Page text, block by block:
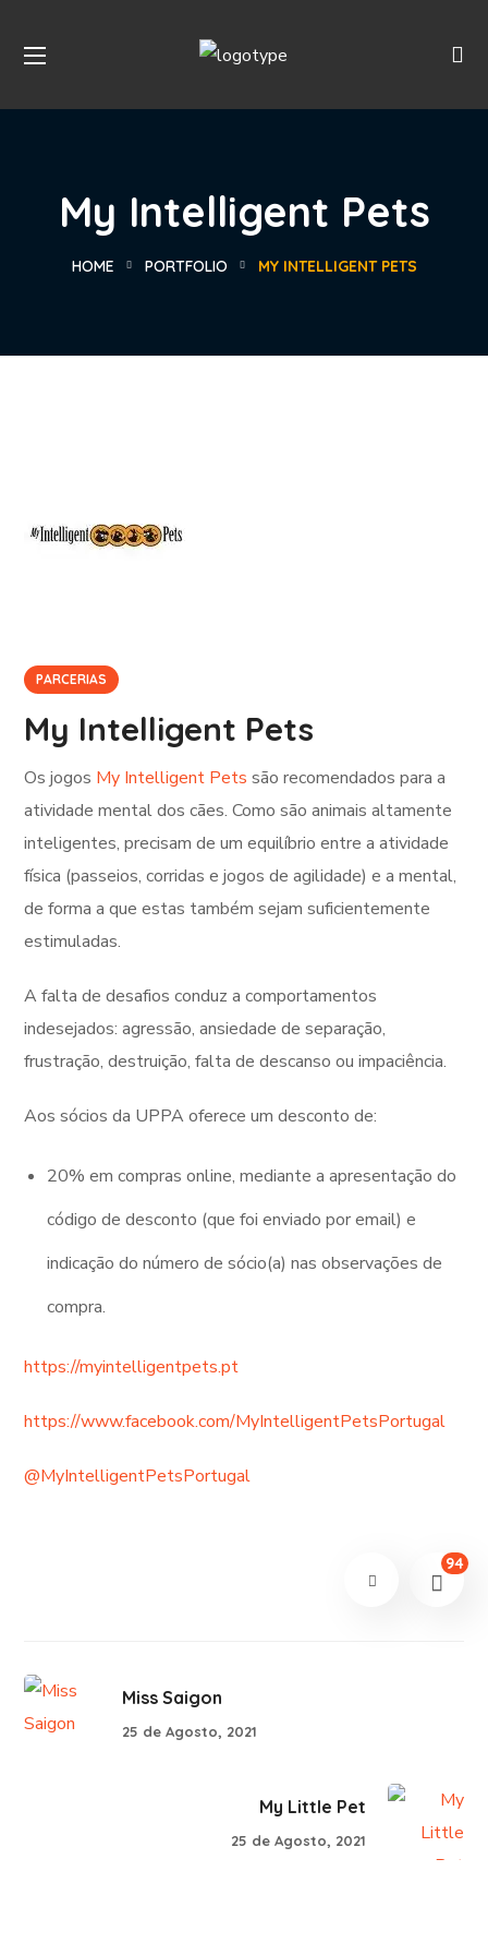
My Intelligent Pets
HOME PORTFOLIO MY INTELLIGENT PETS
PARCERIAS
My Intelligent Pets
Os jogos My Intelligent Pets são recomendados para a
atividade mental dos cães. Como são animais altamente
inteligentes, precisam de um equilíbrio entre a atividade
física (passeios, corridas e jogos de agilidade) e a mental,
de forma a que estas também sejam suficientemente
estimuladas.
A falta de desafios conduz a comportamentos
indesejados: agressão, ansiedade de separação,
frustração, destruição, falta de descanso ou impaciência.
Aos sócios da UPPA oferece um desconto de:
20% em compras online, mediante a apresentação do
código de desconto (que foi enviado por email) e
indicação do número de sócio(a) nas observações de
compra.
https://myintelligentpets.pt
https://www.facebook.com/MyIntelligentPetsPortugal
@MyIntelligentPetsPortugal
94
Miss Saigon
25 de Agosto, 2021
My Little Pet
25 de Agosto, 2021